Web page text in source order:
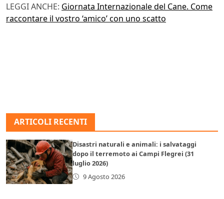
LEGGI ANCHE: Giornata Internazionale del Cane. Come
raccontare il vostro ‘amico’ con uno scatto
ARTICOLI RECENTI
Disastri naturali e animali: i salvataggi
dopo il terremoto ai Campi Flegrei (31
luglio 2026)
9 Agosto 2026